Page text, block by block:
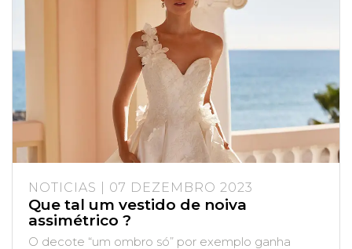
NOTICIAS | 07 DEZEMBRO 2023
Que tal um vestido de noiva
assimétrico ?
O decote “um ombro só” por exemplo ganha